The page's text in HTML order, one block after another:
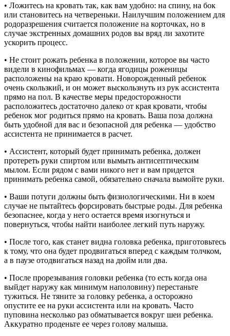
• Ложитесь на кровать так, как вам удобно: на спину, на бок
или становитесь на четвереньки. Наилучшим положением для
родоразрешения считается положение на корточках, но в
случае экстренных домашних родов вы вряд ли захотите
ускорить процесс.
• Не стоит рожать ребенка в положении, которое вы часто
видели в кинофильмах — когда ягодицы роженицы
расположены на краю кровати. Новорожденный ребенок
очень скользкий, и он может выскользнуть из рук ассистента
прямо на пол. В качестве меры предосторожности
расположитесь достаточно далеко от края кровати, чтобы
ребенок мог родиться прямо на кровать. Ваша поза должна
быть удобной для вас и безопасной для ребенка — удобство
ассистента не принимается в расчет.
• Ассистент, который будет принимать ребенка, должен
протереть руки спиртом или вымыть антисептическим
мылом. Если рядом с вами никого нет и вам придется
принимать ребенка самой, обязательно сначала вымойте руки.
• Ваши потуги должны быть физиологическими. Ни в коем
случае не пытайтесь форсировать быстрые роды. Для ребенка
безопаснее, когда у него остается время изогнуться и
повернуться, чтобы найти наиболее легкий путь наружу.
• После того, как станет видна головка ребенка, приготовьтесь
к тому, что она будет продвигаться вперед с каждым толчком,
а в паузе отодвигаться назад на дюйм или два.
• После прорезывания головки ребенка (то есть когда она
выйдет наружу как минимум наполовину) перестаньте
тужиться. Не тяните за головку ребенка, а осторожно
опустите ее на руки ассистента или на кровать. Часто
пуповина несколько раз обматывается вокруг шеи ребенка.
Аккуратно проденьте ее через голову малыша.